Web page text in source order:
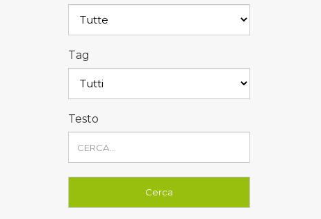
Tag
Testo